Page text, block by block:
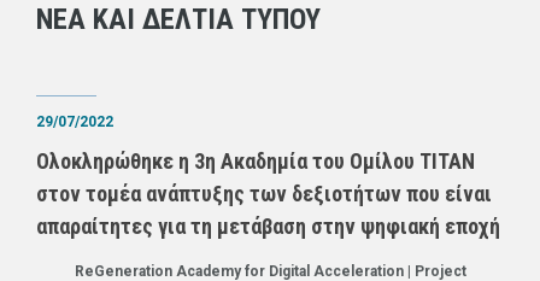
ΝΕΑ ΚΑΙ ΔΕΛΤΙΑ ΤΥΠΟΥ
29/07/2022
Ολοκληρώθηκε η 3η Ακαδημία του Ομίλου ΤΙΤΑΝ
στον τομέα ανάπτυξης των δεξιοτήτων που είναι
απαραίτητες για τη μετάβαση στην ψηφιακή εποχή
ReGeneration Academy for Digital Acceleration | Project